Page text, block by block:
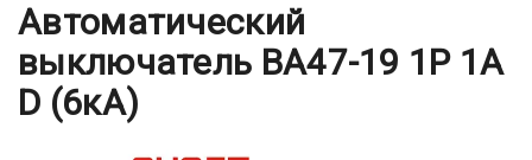
Автоматический
выключатель BA47-19 1P 1А
D (6кА)